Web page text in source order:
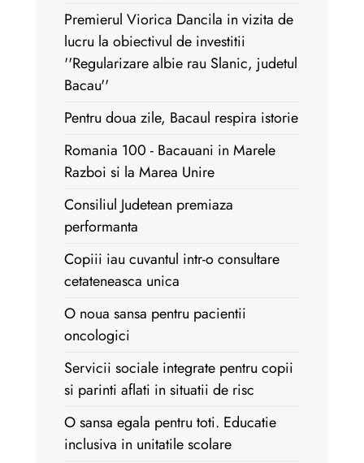
Premierul Viorica Dancila in vizita de
lucru la obiectivul de investitii
''Regularizare albie rau Slanic, judetul
Bacau''
Pentru doua zile, Bacaul respira istorie
Romania 100 - Bacauani in Marele
Razboi si la Marea Unire
Consiliul Judetean premiaza
performanta
Copiii iau cuvantul intr-o consultare
cetateneasca unica
O noua sansa pentru pacientii
oncologici
Servicii sociale integrate pentru copii
si parinti aflati in situatii de risc
O sansa egala pentru toti. Educatie
inclusiva in unitatile scolare